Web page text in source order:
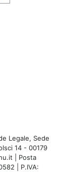
Legale, Sede
14 - 00179
| Posta
| P.IVA: